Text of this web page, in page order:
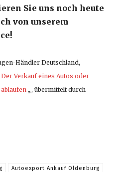
Sie uns noch heute
von unserem
Händler Deutschland,
Der Verkauf eines Autos oder
„, übermittelt durch
Autoexport Ankauf Oldenburg